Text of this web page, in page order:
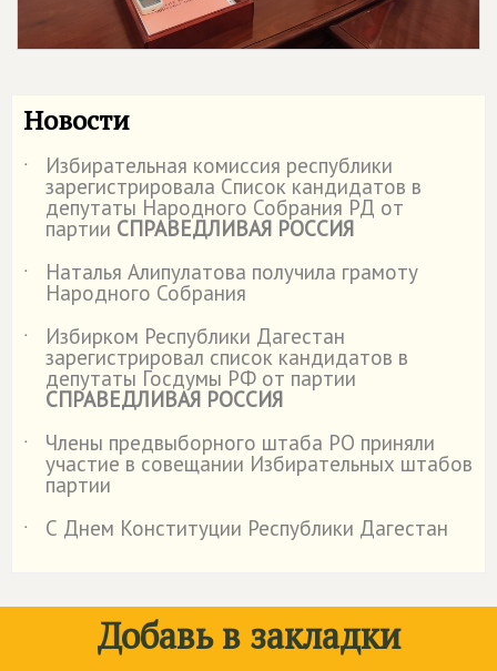
Новости
˙ Избирательная комиссия республики
зарегистрировала Список кандидатов в
депутаты Народного Собрания РД от
партии СПРАВЕДЛИВАЯ РОССИЯ
˙
Наталья Алипулатова получила грамоту
Народного Собрания
˙
Избирком Республики Дагестан
зарегистрировал список кандидатов в
депутаты Госдумы РФ от партии
СПРАВЕДЛИВАЯ РОССИЯ
˙
Члены предвыборного штаба РО приняли
участие в совещании Избирательных штабов
партии
˙
С Днем Конституции Республики Дагестан
Добавь в закладки